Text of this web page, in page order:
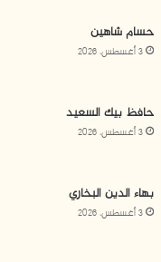
حسام شاهين
3 أغسطس، 2026
حافظ بيك السعيد
3 أغسطس، 2026
بهاء الدين البخاري
3 أغسطس، 2026